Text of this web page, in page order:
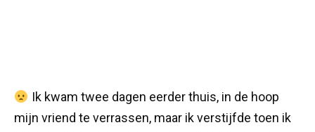
Ik kwam twee dagen eerder thuis, in de hoop
mijn vriend te verrassen, maar ik verstijfde toen ik